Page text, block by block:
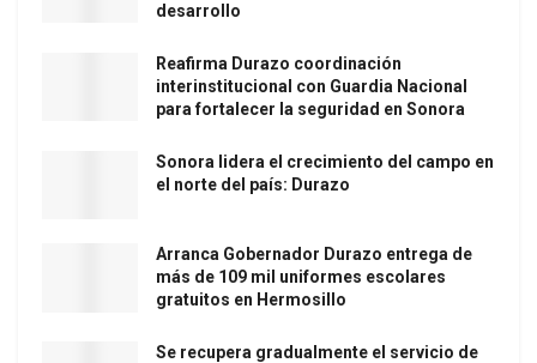
desarrollo
Reafirma Durazo coordinación
interinstitucional con Guardia Nacional
para fortalecer la seguridad en Sonora
Sonora lidera el crecimiento del campo en
el norte del país: Durazo
Arranca Gobernador Durazo entrega de
más de 109 mil uniformes escolares
gratuitos en Hermosillo
Se recupera gradualmente el servicio de